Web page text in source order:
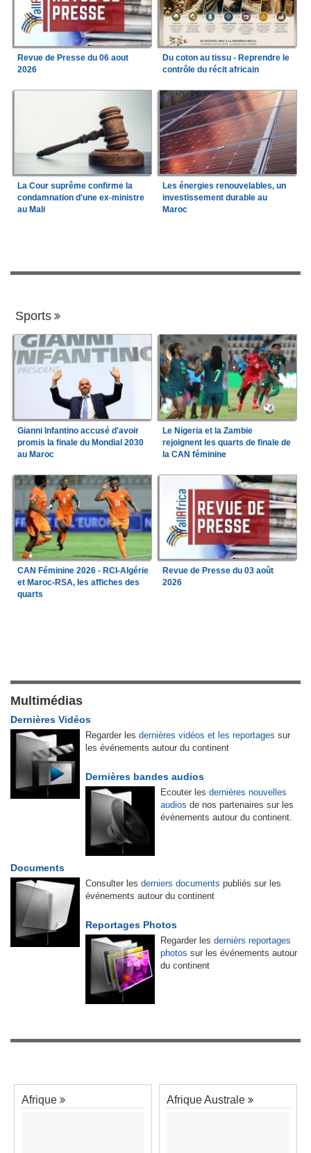
Revue de Presse du 06 aout
2026
Du coton au tissu - Reprendre le
contrôle du récit africain
La Cour suprême confirme la
condamnation d'une ex-ministre
au Mali
Les énergies renouvelables, un
investissement durable au
Maroc
Sports
Gianni Infantino accusé d'avoir
promis la finale du Mondial 2030
au Maroc
Le Nigeria et la Zambie
rejoignent les quarts de finale de
la CAN féminine
CAN Féminine 2026 - RCI-Algérie
et Maroc-RSA, les affiches des
quarts
Revue de Presse du 03 août
2026
Multimédias
Dernières Vidéos
Regarder les dernières vidéos et les reportages sur
les événements autour du continent
Dernières bandes audios
Ecouter les dernières nouvelles
audios de nos partenaires sur les
événements autour du continent.
Documents
Consulter les derniers documents publiés sur les
événements autour du continent
Reportages Photos
Regarder les dernièrs reportages
photos sur les événements autour
du continent
Afrique Afrique Australe